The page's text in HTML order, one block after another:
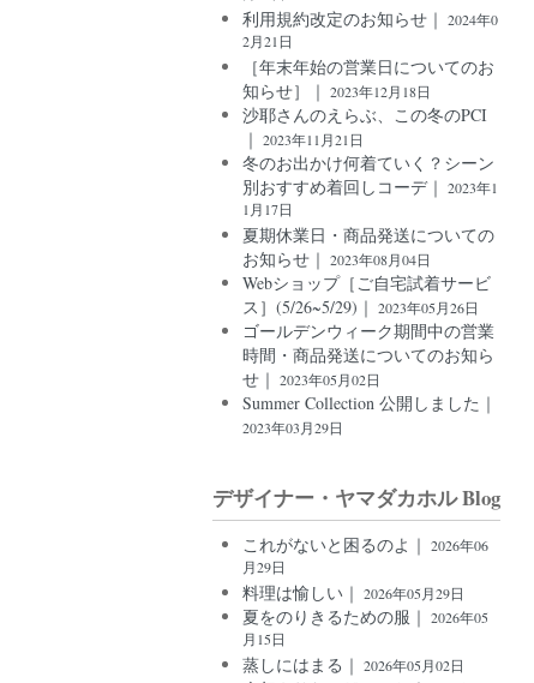
利用規約改定のお知らせ｜ 2024年0
2月21日
［年末年始の営業日についてのお
知らせ］｜ 2023年12月18日
沙耶さんのえらぶ、この冬のPCI
｜ 2023年11月21日
冬のお出かけ何着ていく？シーン
別おすすめ着回しコーデ｜ 2023年1
1月17日
夏期休業日・商品発送についての
お知らせ｜ 2023年08月04日
Webショップ［ご自宅試着サービ
ス］(5/26~5/29)｜ 2023年05月26日
ゴールデンウィーク期間中の営業
時間・商品発送についてのお知ら
せ｜ 2023年05月02日
Summer Collection 公開しました｜
2023年03月29日
デザイナー・ヤマダカホル Blog
これがないと困るのよ｜ 2026年06
月29日
料理は愉しい｜ 2026年05月29日
夏をのりきるための服｜ 2026年05
月15日
蒸しにはまる｜ 2026年05月02日